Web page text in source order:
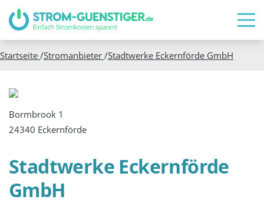
Startseite /Stromanbieter /Stadtwerke Eckernförde GmbH
Stadtwerke Eckernförde
GmbH
Bormbrook 1
24340 Eckernförde